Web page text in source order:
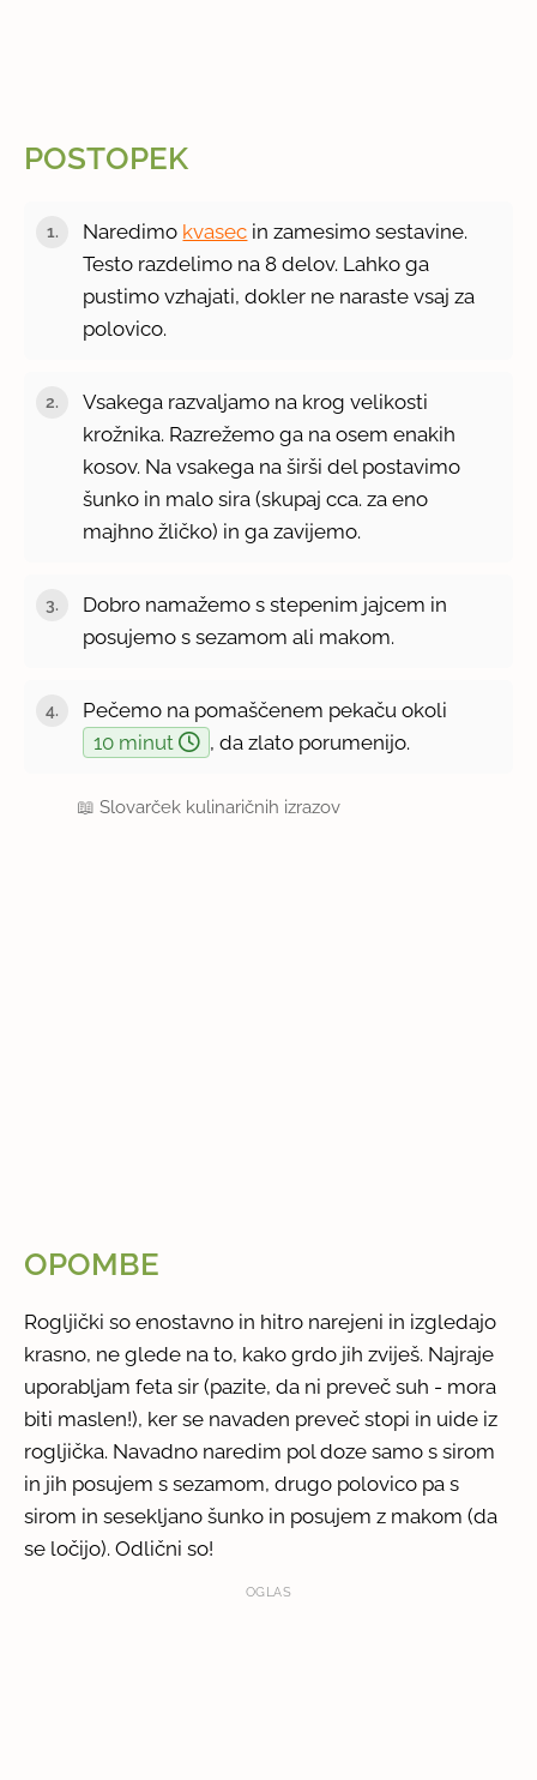
POSTOPEK
Naredimo kvasec in zamesimo sestavine.
Testo razdelimo na 8 delov. Lahko ga
pustimo vzhajati, dokler ne naraste vsaj za
polovico.
Vsakega razvaljamo na krog velikosti
krožnika. Razrežemo ga na osem enakih
kosov. Na vsakega na širši del postavimo
šunko in malo sira (skupaj cca. za eno
majhno žličko) in ga zavijemo.
Dobro namažemo s stepenim jajcem in
posujemo s sezamom ali makom.
Pečemo na pomaščenem pekaču okoli
10 minut
, da zlato porumenijo.
📖Slovarček kulinaričnih izrazov
OPOMBE
Rogljički so enostavno in hitro narejeni in izgledajo
krasno, ne glede na to, kako grdo jih zviješ. Najraje
uporabljam feta sir (pazite, da ni preveč suh - mora
biti maslen!), ker se navaden preveč stopi in uide iz
rogljička. Navadno naredim pol doze samo s sirom
in jih posujem s sezamom, drugo polovico pa s
sirom in sesekljano šunko in posujem z makom (da
se ločijo). Odlični so!
OGLAS